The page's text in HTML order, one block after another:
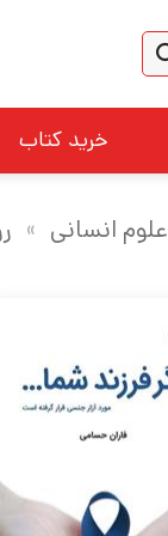
خرید کتاب
علوم انسانی »